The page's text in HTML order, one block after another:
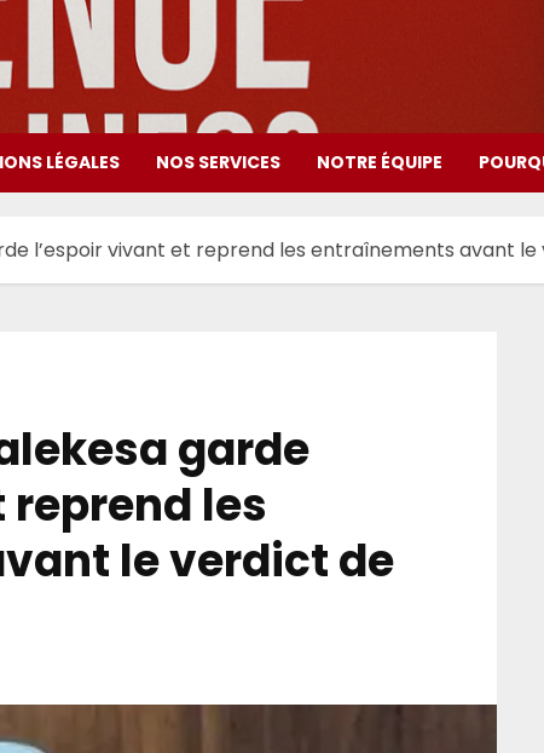
LÉGALES NOS SERVICES NOTRE ÉQUIPE
l’espoir vivant et reprend les entraînements avant
garde
reprend les
le verdict de